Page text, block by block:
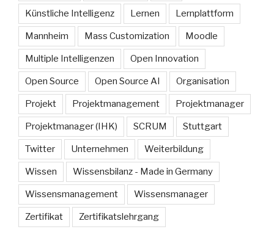
Künstliche Intelligenz Lernen Lernplattform
Mannheim Mass Customization Moodle
Multiple Intelligenzen Open Innovation
Open Source Open Source AI Organisation
Projekt Projektmanagement Projektmanager
Projektmanager (IHK) SCRUM Stuttgart
Twitter Unternehmen Weiterbildung
Wissen Wissensbilanz - Made in Germany
Wissensmanagement Wissensmanager
Zertifikat Zertifikatslehrgang